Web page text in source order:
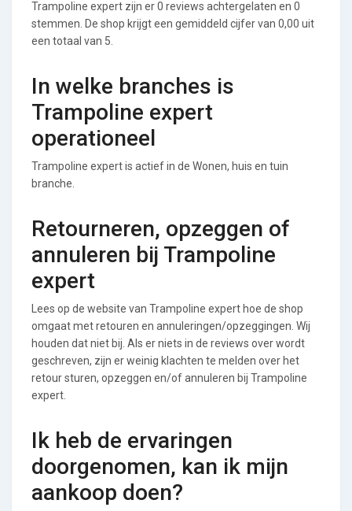
Trampoline expert zijn er 0 reviews achtergelaten en 0
stemmen. De shop krijgt een gemiddeld cijfer van 0,00 uit
een totaal van 5.
In welke branches is
Trampoline expert
operationeel
Trampoline expert is actief in de Wonen, huis en tuin
branche.
Retourneren, opzeggen of
annuleren bij Trampoline
expert
Lees op de website van Trampoline expert hoe de shop
omgaat met retouren en annuleringen/opzeggingen. Wij
houden dat niet bij. Als er niets in de reviews over wordt
geschreven, zijn er weinig klachten te melden over het
retour sturen, opzeggen en/of annuleren bij Trampoline
expert.
Ik heb de ervaringen
doorgenomen, kan ik mijn
aankoop doen?